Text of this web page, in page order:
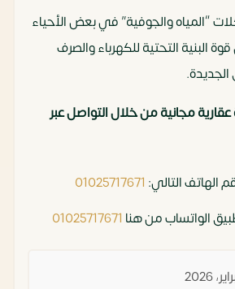
“المياه والجوفية” في بعض الأحياء
البنية التحتية للكهرباء والصرف
مجانية من خلال التواصل عبر
الهاتف التالي: 01025717671
الواتساب من هنا 01025717671